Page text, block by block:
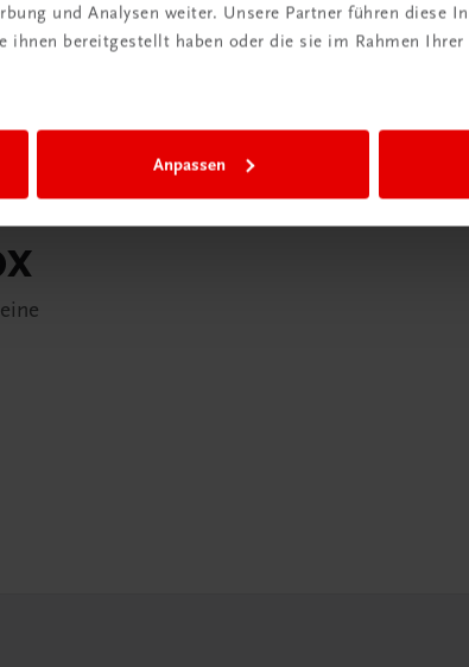
und Analysen weiter. Unsere Partner führen diese
ihnen bereitgestellt haben oder die sie im Rahmen
Anpassen